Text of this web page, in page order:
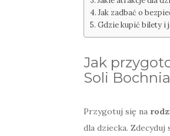
Jak zadbać o
Gdzie kupić bilety i
Jak
Soli
Przygotuj się na
dla dziecka. Zdecyduj